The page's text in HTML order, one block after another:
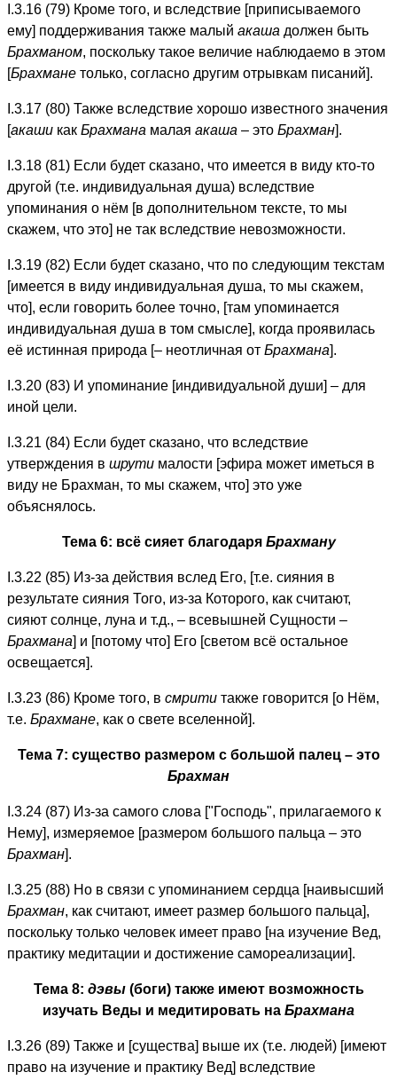
I.3.16 (79) Кроме того, и вследствие [приписываемого
ему] поддерживания также малый акаша должен быть
Брахманом, поскольку такое величие наблюдаемо в этом
[Брахмане только, согласно другим отрывкам писаний].
I.3.17 (80) Также вследствие хорошо известного значения
[акаши как Брахмана малая акаша – это Брахман].
I.3.18 (81) Если будет сказано, что имеется в виду кто-то
другой (т.е. индивидуальная душа) вследствие
упоминания о нём [в дополнительном тексте, то мы
скажем, что это] не так вследствие невозможности.
I.3.19 (82) Если будет сказано, что по следующим текстам
[имеется в виду индивидуальная душа, то мы скажем,
что], если говорить более точно, [там упоминается
индивидуальная душа в том смысле], когда проявилась
её истинная природа [– неотличная от Брахмана].
I.3.20 (83) И упоминание [индивидуальной души] – для
иной цели.
I.3.21 (84) Если будет сказано, что вследствие
утверждения в шрути малости [эфира может иметься в
виду не Брахман, то мы скажем, что] это уже
объяснялось.
Тема 6: всё сияет благодаря Брахману
I.3.22 (85) Из-за действия вслед Его, [т.е. сияния в
результате сияния Того, из-за Которого, как считают,
сияют солнце, луна и т.д., – всевышней Сущности –
Брахмана] и [потому что] Его [светом всё остальное
освещается].
I.3.23 (86) Кроме того, в смрити также говорится [о Нём,
т.е. Брахмане, как о свете вселенной].
Тема 7: существо размером с большой палец – это
Брахман
I.3.24 (87) Из-за самого слова ["Господь", прилагаемого к
Нему], измеряемое [размером большого пальца – это
Брахман].
I.3.25 (88) Но в связи с упоминанием сердца [наивысший
Брахман, как считают, имеет размер большого пальца],
поскольку только человек имеет право [на изучение Вед,
практику медитации и достижение самореализации].
Тема 8: дэвы(боги) также имеют возможность
изучать Веды и медитировать на Брахмана
I.3.26 (89) Также и [существа] выше их (т.е. людей) [имеют
право на изучение и практику Вед] вследствие